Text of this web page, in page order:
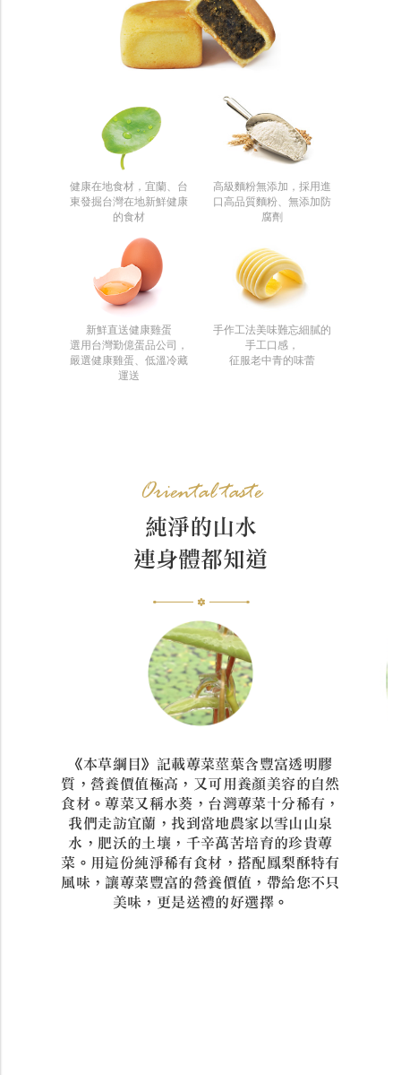
健康在地食材，宜蘭、台
東發掘台灣在地新鮮健康
的食材
高級麵粉無添加，採用進
口高品質麵粉、無添加防
腐劑
新鮮直送健康雞蛋
選用台灣勤億蛋品公司，
嚴選健康雞蛋、低溫冷藏
運送
手作工法美味難忘細膩的
手工口感，
征服老中青的味蕾
Oriental taste
純淨的山水
連身體都知道
《本草綱目》記載蓴菜莖葉含豐富透明膠
質，營養價值極高，又可用養顏美容的自然
食材。蓴菜又稱水葵，台灣蓴菜十分稀有，
我們走訪宜蘭，找到當地農家以雪山山泉
水，肥沃的土壤，千辛萬苦培育的珍貴蓴
菜。用這份純淨稀有食材，搭配鳳梨酥特有
風味，讓蓴菜豐富的營養價值，帶給您不只
美味，更是送禮的好選擇。